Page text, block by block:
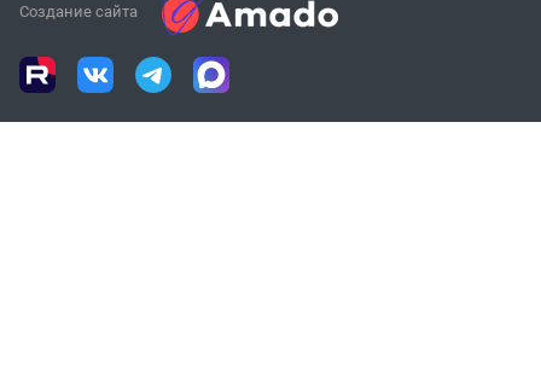
Создание сайта